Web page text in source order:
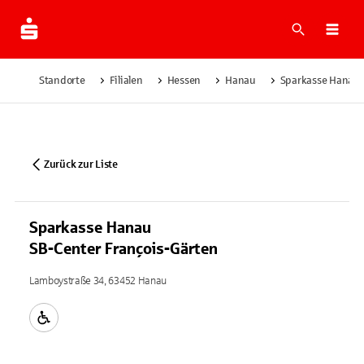
Suche
Standorte Filialen Hessen Hanau Sparkasse Hanau
Zurück zur Liste
Sparkasse Hanau
SB-Center François-Gärten
Lamboystraße 34, 63452 Hanau